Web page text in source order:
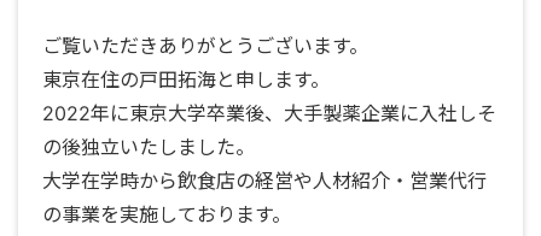
ご覧いただきありがとうございます。
東京在住の戸田拓海と申します。
2022年に東京大学卒業後、大手製薬企業に入社しそ
の後独立いたしました。
大学在学時から飲食店の経営や人材紹介・営業代行
の事業を実施しております。